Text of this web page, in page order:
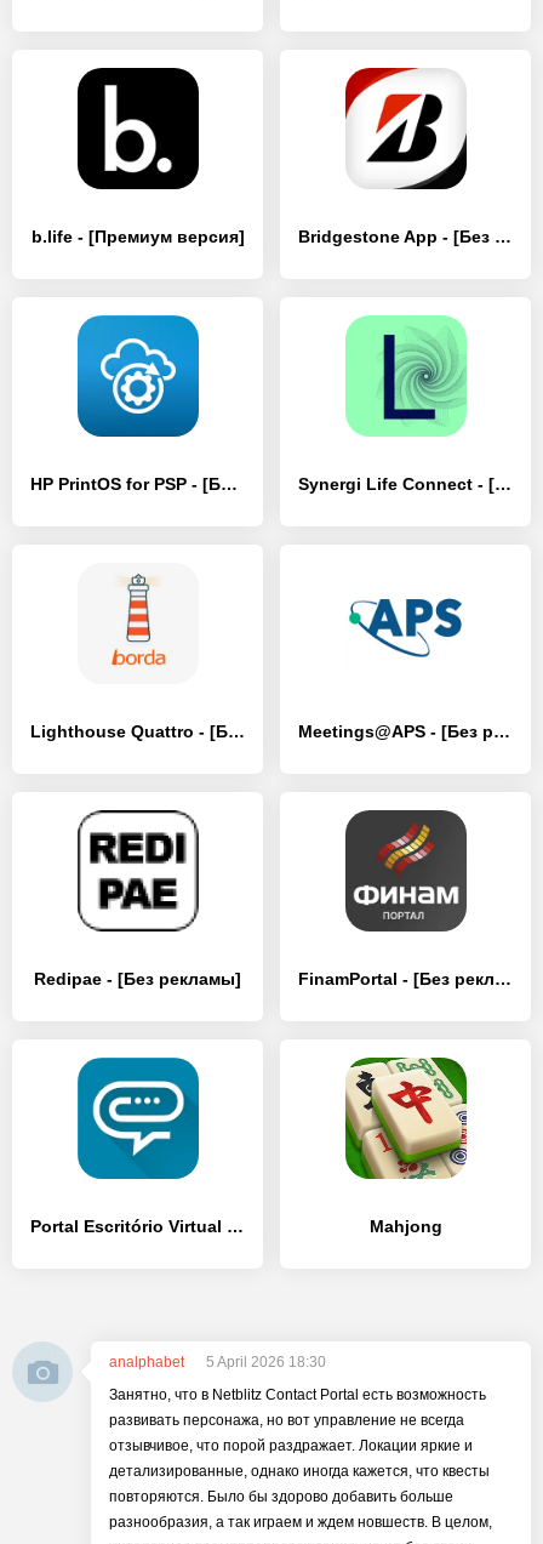
b.life - [Премиум версия] Bridgestone App - [Без рекламы]
HP PrintOS for PSP - [Без рекламы] Synergi Life Connect - [Без рекламы]
Lighthouse Quattro - [Без рекламы] Meetings@APS - [Без рекламы]
Redipae - [Без рекламы] FinamPortal - [Без рекламы]
Portal Escritório Virtual - [Премиум версия] Mahjong
analphabet
5 April 2026 18:30
Занятно, что в Netblitz Contact Portal есть возможность
развивать персонажа, но вот управление не всегда
отзывчивое, что порой раздражает. Локации яркие и
детализированные, однако иногда кажется, что квесты
повторяются. Было бы здорово добавить больше
разнообразия, а так играем и ждем новшеств. В целом,